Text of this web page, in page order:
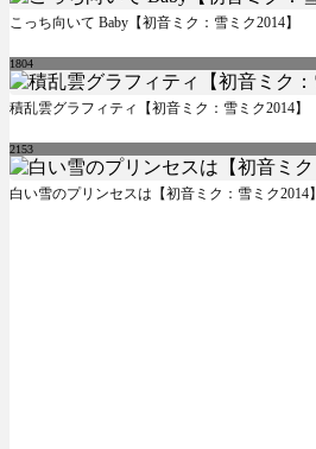
こっち向いて Baby【初音ミク：雪ミク2014】
1804
積乱雲グラフィティ【初音ミク：雪ミク2014】
2153
白い雪のプリンセスは【初音ミク：雪ミク2014】